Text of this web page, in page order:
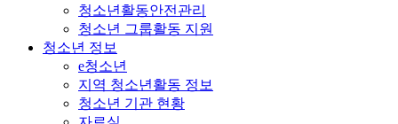
청소년활동안전관리
청소년 그룹활동 지원
청소년 정보
e청소년
지역 청소년활동 정보
청소년 기관 현황